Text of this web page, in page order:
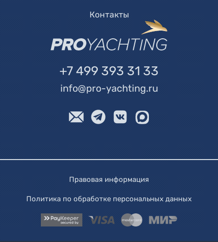
Контакты
+7 499 393 31 33
info@pro-yachting.ru
Правовая информация
Политика по обработке персональных данных